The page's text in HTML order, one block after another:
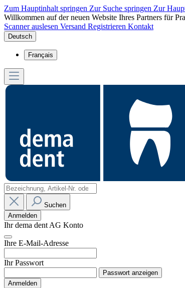
Zum Hauptinhalt springen Zur Suche springen Zur
Willkommen auf der neuen Website Ihres Partners für
Scanner auslesen Versand Registrieren Kontakt
Deutsch
Français
Suchen
Anmelden
Ihr dema dent AG Konto
Ihre E-Mail-Adresse
Ihr Passwort
Passwort anzeigen
Anmelden